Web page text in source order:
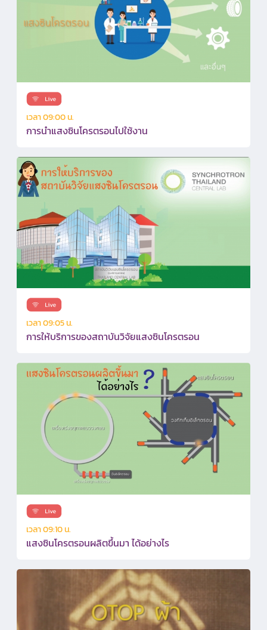
เวลา 09:00 น.
การนำแสงซินโครตรอนไปใช้งาน
เวลา 09:05 น.
การให้บริการของสถาบันวิจัยแสงซินโครตรอน
เวลา 09:10 น.
แสงซินโครตรอนผลิตขึ้นมา ได้อย่างไร